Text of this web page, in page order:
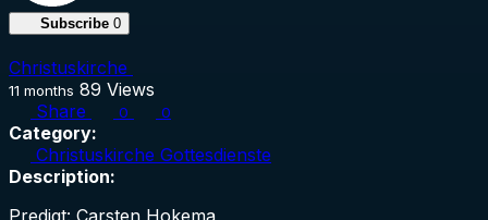
Subscribe 0
Christuskirche
11 months 89 Views
Share
0 0
Category:
Christuskirche Gottesdienste
Description:
Predigt: Carsten Hokema